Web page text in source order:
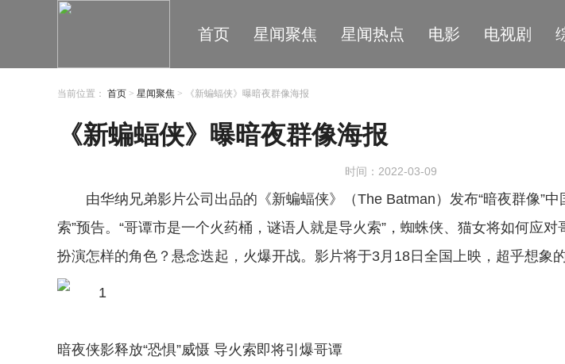
首页 星闻聚焦 星闻热点 电影 电视剧
当前位置： 首页 > 星闻聚焦 > 《新蝙蝠侠》曝暗夜群像海报
《新蝙蝠侠》曝暗夜群像海报
时间：2022-03-09
由华纳兄弟影片公司出品的《新蝙蝠侠》（The Batman）发布“暗夜群像”中
索”预告。“哥谭市是一个火药桶，谜语人就是导火索”，蜘蛛侠、猫女将如何应
扮演怎样的角色？悬念迭起，火爆开战。影片将于3月18日全国上映，超乎想象
暗夜侠影释放“恐惧”威慑 导火索即将引爆哥谭